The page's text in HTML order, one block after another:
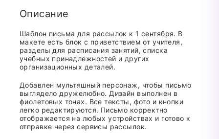
Описание
Шаблон письма для рассылок к 1 сентября. В
макете есть блок с приветствием от учителя,
разделы для расписания занятий, списка
учебных принадлежностей и других
организационных деталей.
Добавлен мультяшный персонаж, чтобы письмо
выглядело дружелюбно. Дизайн выполнен в
фиолетовых тонах. Все тексты, фото и кнопки
легко редактируются. Письмо корректно
отображается на любых устройствах и готово к
отправке через сервисы рассылок.